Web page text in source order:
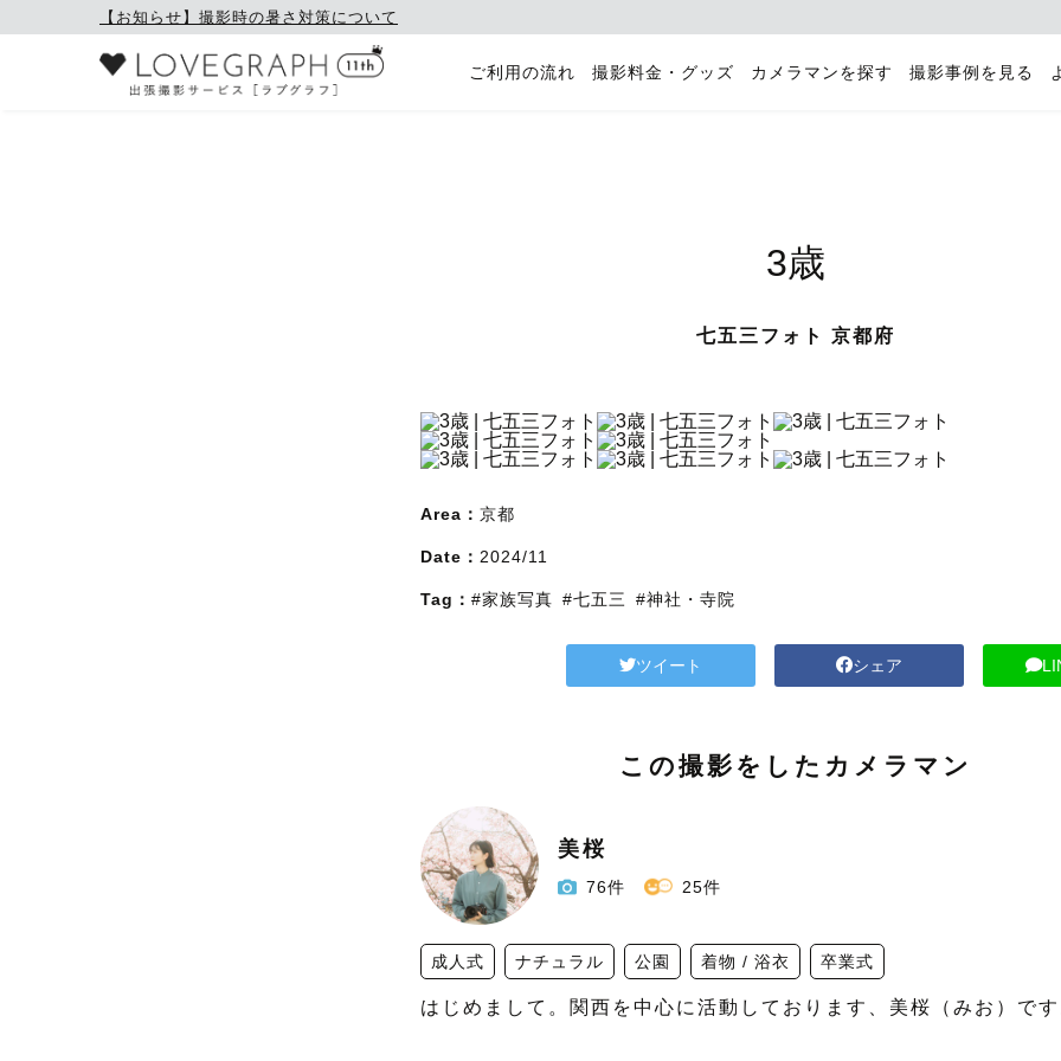
【お知らせ】撮影時の暑さ対策について
ご利用の流れ 撮影料金・グッズ カメラマンを探す 撮影事例を見る
3歳
七五三フォト 京都府
Area： 京都
Date： 2024/11
Tag： #家族写真 #七五三 #神社・寺院
ツイート シェア
この撮影をしたカメラマン
美桜
76件 25件
成人式 ナチュラル 公園 着物 / 浴衣 卒業式
はじめまして。関西を中心に活動しております、美桜（みお）です